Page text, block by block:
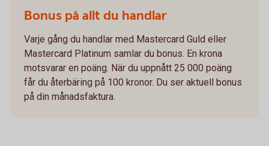
Bonus på allt du handlar
Varje gång du handlar med Mastercard Guld eller
Mastercard Platinum samlar du bonus. En krona
motsvarar en poäng. När du uppnått 25 000 poäng
får du återbäring på 100 kronor. Du ser aktuell bonus
på din månadsfaktura.